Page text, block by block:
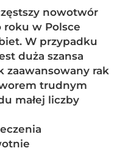
nowotwór
w Polsce
W przypadku
duża szansa
zaawansowany rak
trudnym
małej liczby